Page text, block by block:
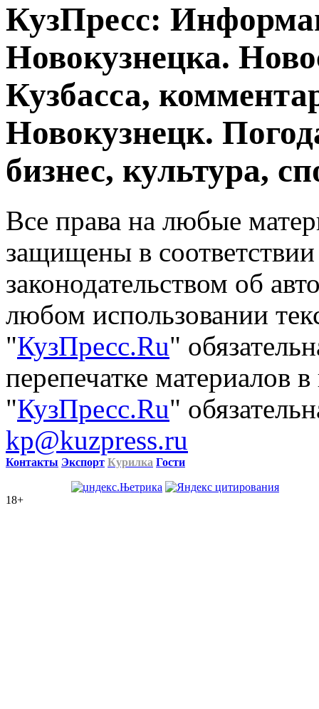
КузПресс:
Новокузнецка.
Кузбасса,
Новокузнецк.
бизнес, культура,
Все права на любые
защищены в
законодательством об
любом использовании
"КузПресс.Ru"
перепечатке материалов
"КузПресс.Ru"
kp@kuzpress.ru
Контакты Экспорт Курилка Гости
18+